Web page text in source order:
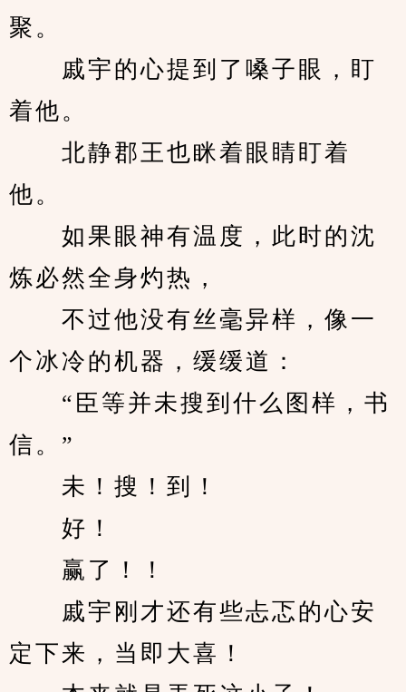
聚。
戚宇的心提到了嗓子眼，盯
着他。
北静郡王也眯着眼睛盯着
他。
如果眼神有温度，此时的沈
炼必然全身灼热，
不过他没有丝毫异样，像一
个冰冷的机器，缓缓道：
“臣等并未搜到什么图样，书
信。”
未！搜！到！
好！
赢了！！
戚宇刚才还有些忐忑的心安
定下来，当即大喜！